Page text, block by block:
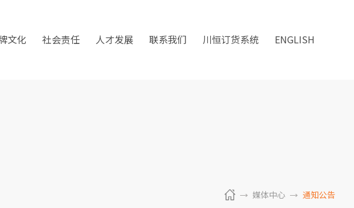
文化 社会责任 人才发展 联系我们 川恒订货系统 ENGLISH
媒体中心 通知公告